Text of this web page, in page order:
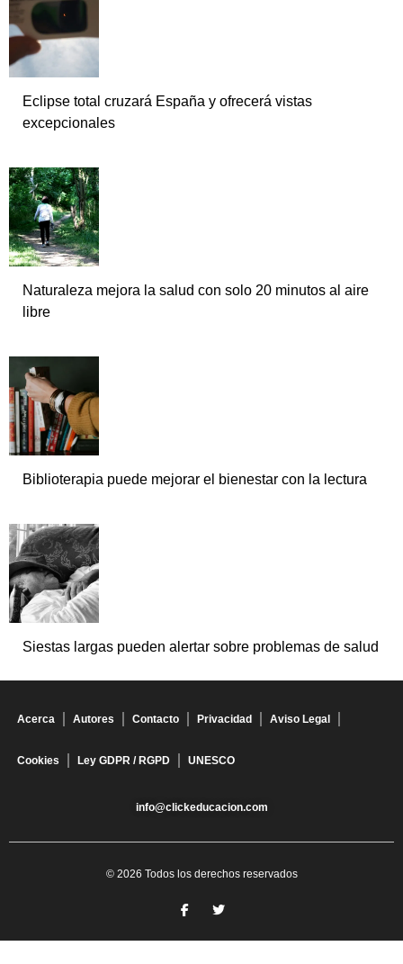
Eclipse total cruzará España y ofrecerá vistas
excepcionales
Naturaleza mejora la salud con solo 20 minutos al aire
libre
Biblioterapia puede mejorar el bienestar con la lectura
Siestas largas pueden alertar sobre problemas de salud
Acerca Autores Contacto Privacidad Aviso Legal
Cookies Ley GDPR / RGPD UNESCO
info@clickeducacion.com
© 2026 Todos los derechos reservados